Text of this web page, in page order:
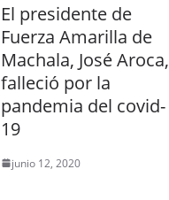
El presidente de
Fuerza Amarilla de
Machala, José Aroca,
falleció por la
pandemia del covid-
19
junio 12, 2020